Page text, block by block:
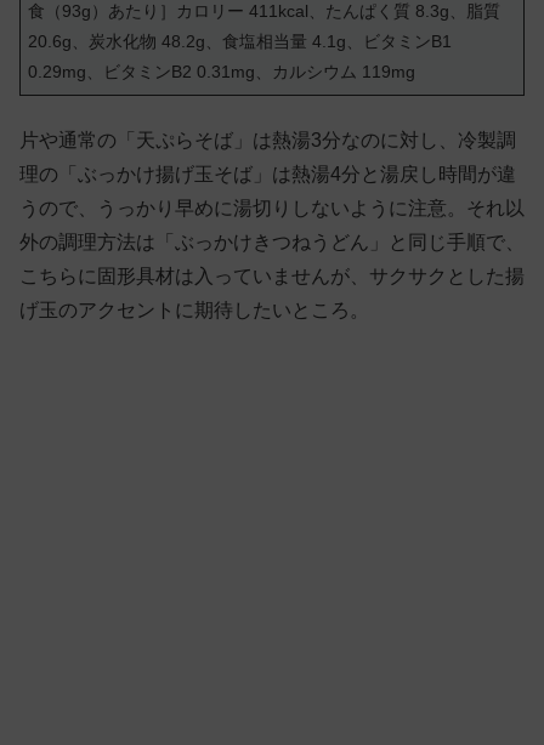
食（93g）あたり］カロリー 411kcal、たんぱく質 8.3g、脂質
20.6g、炭水化物 48.2g、食塩相当量 4.1g、ビタミンB1
0.29mg、ビタミンB2 0.31mg、カルシウム 119mg
片や通常の「天ぷらそば」は熱湯3分なのに対し、冷製調
理の「ぶっかけ揚げ玉そば」は熱湯4分と湯戻し時間が違
うので、うっかり早めに湯切りしないように注意。それ以
外の調理方法は「ぶっかけきつねうどん」と同じ手順で、
こちらに固形具材は入っていませんが、サクサクとした揚
げ玉のアクセントに期待したいところ。